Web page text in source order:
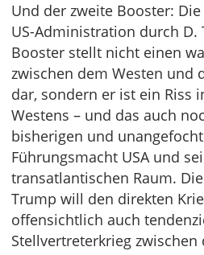
Und der zweite Booster:
US-Administration durch D.
Booster stellt nicht einen
zwischen dem Westen und
dar, sondern er ist ein Riss
Westens – und das auch
bisherigen und
Führungsmacht USA und
transatlantischen Raum.
Trump will den direkten
offensichtlich auch
Stellvertreterkrieg zwischen